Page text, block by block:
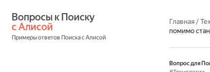
с Алисой
Примеры ответов Поиска с Алисой
Главная/
помимо
Вопрос для